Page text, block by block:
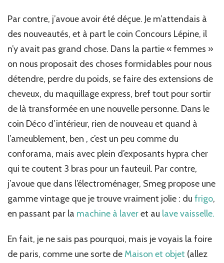
Par contre, j’avoue avoir été déçue. Je m’attendais à
des nouveautés, et à part le coin Concours Lépine, il
n’y avait pas grand chose. Dans la partie « femmes »
on nous proposait des choses formidables pour nous
détendre, perdre du poids, se faire des extensions de
cheveux, du maquillage express, bref tout pour sortir
de là transformée en une nouvelle personne. Dans le
coin Déco d’intérieur, rien de nouveau et quand à
l’ameublement, ben , c’est un peu comme du
conforama, mais avec plein d’exposants hypra cher
qui te coutent 3 bras pour un fauteuil. Par contre,
j’avoue que dans l’électroménager, Smeg propose une
gamme vintage que je trouve vraiment jolie : du frigo,
en passant par la machine à laveret au lave vaisselle.
En fait, je ne sais pas pourquoi, mais je voyais la foire
de paris, comme une sorte de Maison et objet (allez